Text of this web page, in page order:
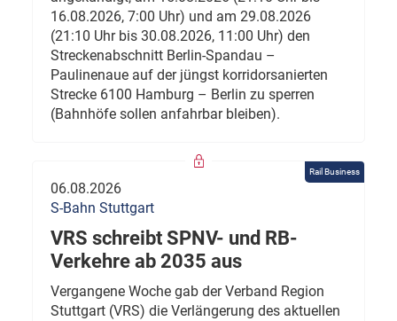
16.08.2026, 7:00 Uhr) und am 29.08.2026
(21:10 Uhr bis 30.08.2026, 11:00 Uhr) den
Streckenabschnitt Berlin-Spandau –
Paulinenaue auf der jüngst korridorsanierten
Strecke 6100 Hamburg – Berlin zu sperren
(Bahnhöfe sollen anfahrbar bleiben).
Rail Business
06.08.2026
S-Bahn Stuttgart
VRS schreibt SPNV- und RB-
Verkehre ab 2035 aus
Vergangene Woche gab der Verband Region
Stuttgart (VRS) die Verlängerung des aktuellen